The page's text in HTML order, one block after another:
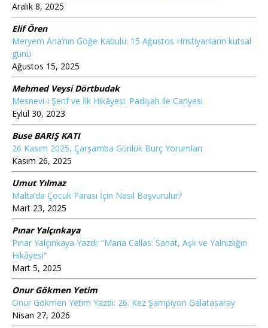
Aralık 8, 2025
Elif Ören
Meryem Ana’nın Göğe Kabulü: 15 Ağustos Hristiyanların kutsal
günü
Ağustos 15, 2025
Mehmed Veysi Dörtbudak
Mesnevi-i Şerif ve İlk Hikâyesi: Padişah ile Cariyesi
Eylül 30, 2023
Buse BARIŞ KATI
26 Kasım 2025, Çarşamba Günlük Burç Yorumları
Kasım 26, 2025
Umut Yılmaz
Malta’da Çocuk Parası İçin Nasıl Başvurulur?
Mart 23, 2025
Pınar Yalçınkaya
Pınar Yalçınkaya Yazdı: “Maria Callas: Sanat, Aşk ve Yalnızlığın
Hikâyesi”
Mart 5, 2025
Onur Gökmen Yetim
Onur Gökmen Yetim Yazdı: 26. Kez Şampiyon Galatasaray
Nisan 27, 2026